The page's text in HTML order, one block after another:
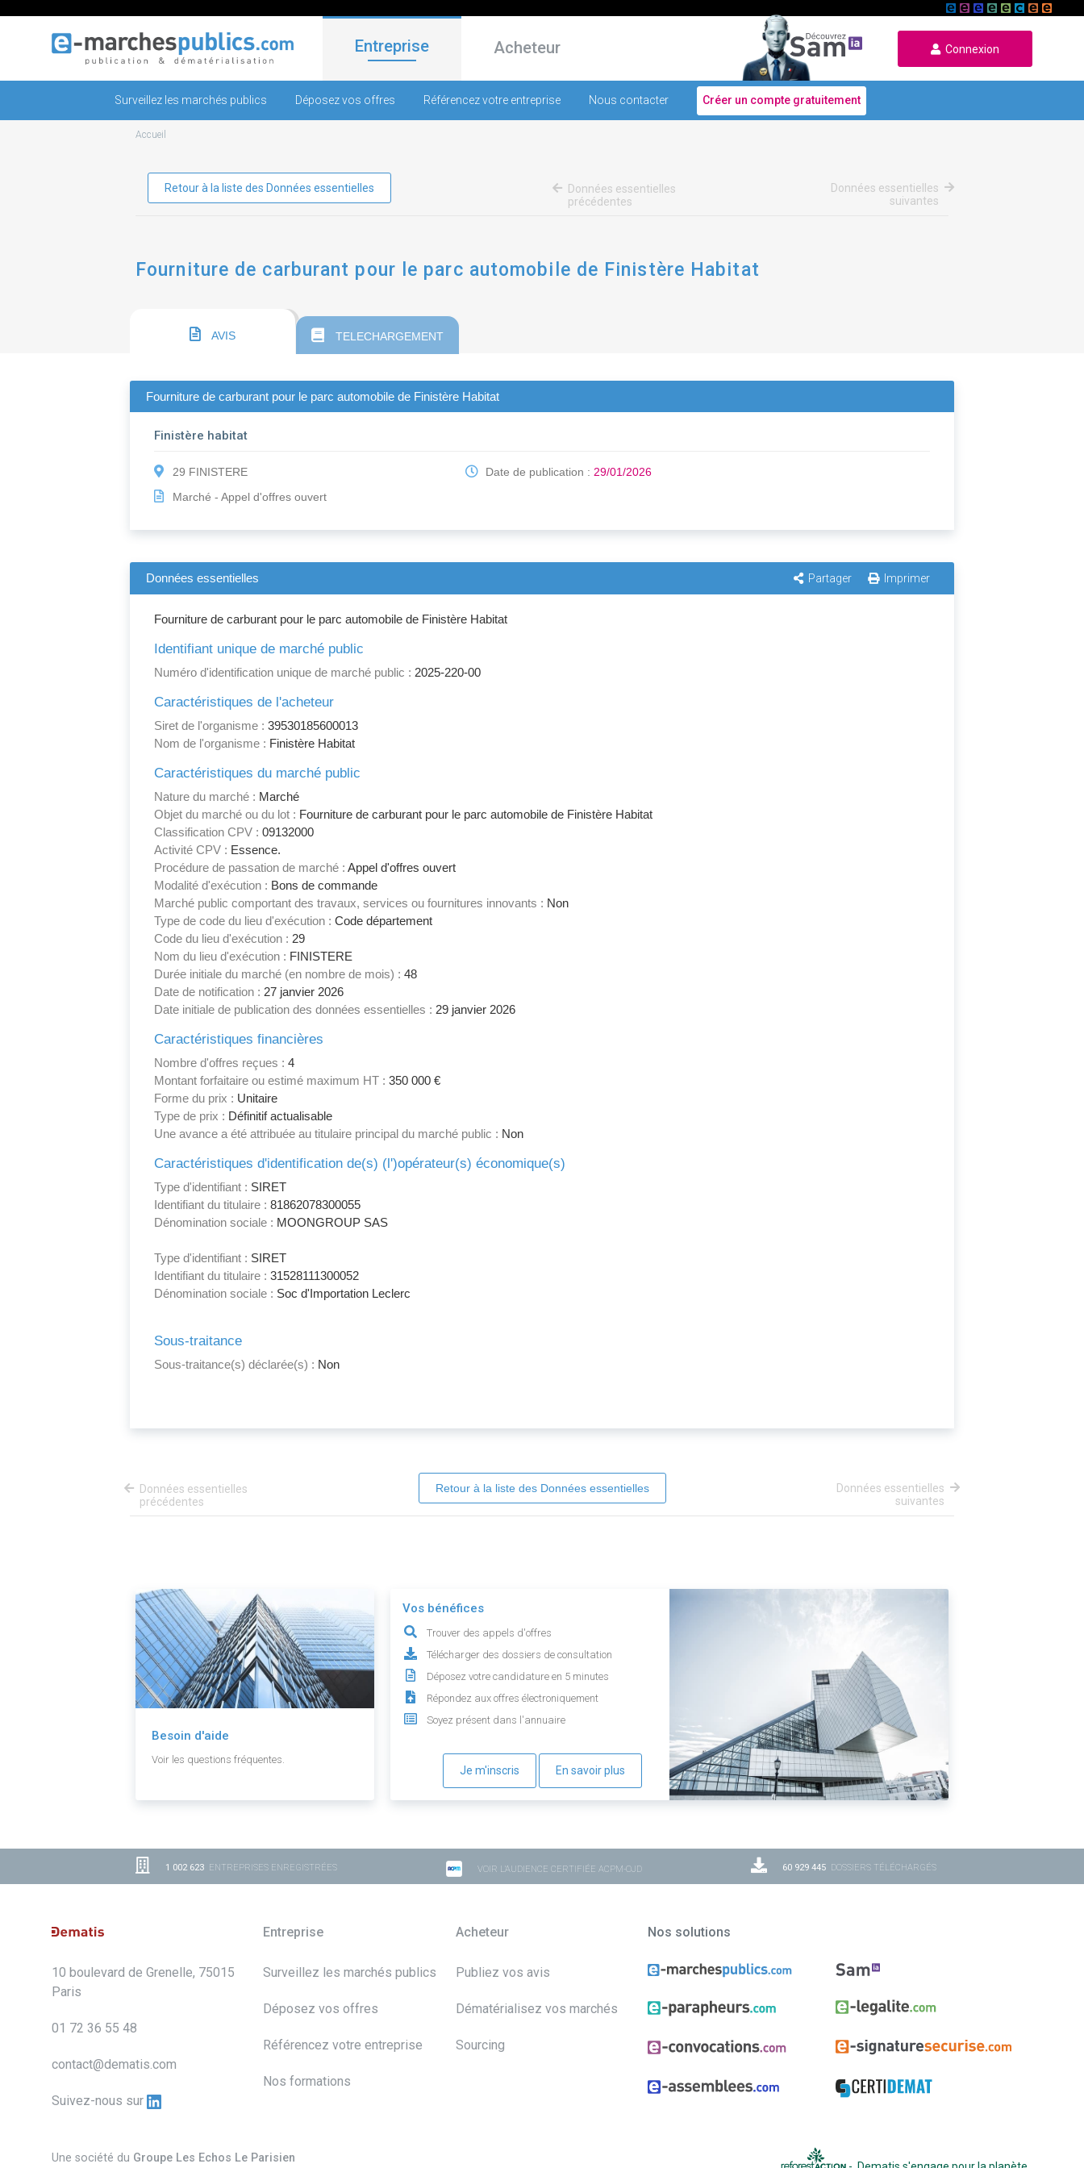
Entreprise Acheteur Connexion
Surveillez les marchés publics Déposez vos offres Référencez votre entreprise Nous contacter Créer un compte gratuitement
Accueil
Retour à la liste des Données essentielles
Données essentielles
précédentes
Données essentielles
suivantes
Fourniture de carburant pour le parc automobile de Finistère Habitat
AVIS TELECHARGEMENT
Fourniture de carburant pour le parc automobile de Finistère Habitat
Finistère habitat
29 FINISTERE
Marché - Appel d'offres ouvert
Date de publication :29/01/2026
Données essentielles Partager Imprimer
Fourniture de carburant pour le parc automobile de Finistère Habitat
Identifiant unique de marché public
Numéro d'identification unique de marché public : 2025-220-00
Caractéristiques de l'acheteur
Siret de l'organisme : 39530185600013
Nom de l'organisme : Finistère Habitat
Caractéristiques du marché public
Nature du marché : Marché
Objet du marché ou du lot : Fourniture de carburant pour le parc automobile de Finistère Habitat
Classification CPV : 09132000
Activité CPV : Essence.
Procédure de passation de marché : Appel d'offres ouvert
Modalité d'exécution : Bons de commande
Marché public comportant des travaux, services ou fournitures innovants : Non
Type de code du lieu d'exécution : Code département
Code du lieu d'exécution : 29
Nom du lieu d'exécution : FINISTERE
Durée initiale du marché (en nombre de mois) : 48
Date de notification : 27 janvier 2026
Date initiale de publication des données essentielles : 29 janvier 2026
Caractéristiques financières
Nombre d'offres reçues : 4
Montant forfaitaire ou estimé maximum HT : 350 000 €
Forme du prix : Unitaire
Type de prix : Définitif actualisable
Une avance a été attribuée au titulaire principal du marché public : Non
Caractéristiques d'identification de(s) (l')opérateur(s) économique(s)
Type d'identifiant : SIRET
Identifiant du titulaire : 81862078300055
Dénomination sociale : MOONGROUP SAS
Type d'identifiant : SIRET
Identifiant du titulaire : 31528111300052
Dénomination sociale : Soc d'Importation Leclerc
Sous-traitance
Sous-traitance(s) déclarée(s) : Non
Données essentielles
précédentes
Retour à la liste des Données essentielles
Données essentielles
suivantes
Besoin d'aide
Voir les questions fréquentes.
Vos bénéfices
Trouver des appels d'offres
Télécharger des dossiers de consultation
Déposez votre candidature en 5 minutes
Répondez aux offres électroniquement
Soyez présent dans l'annuaire
Je m'inscris En savoir plus
1 002 623 ENTREPRISES ENREGISTRÉES VOIR L'AUDIENCE CERTIFIÉE ACPM-OJD 60 929 445 DOSSIERS TÉLÉCHARGÉS
10 boulevard de Grenelle, 75015
Paris
01 72 36 55 48
contact@dematis.com
Suivez-nous sur
Entreprise
Surveillez les marchés publics
Déposez vos offres
Référencez votre entreprise
Nos formations
Acheteur
Publiez vos avis
Dématérialisez vos marchés
Sourcing
Nos solutions
Une société du Groupe Les Echos Le Parisien